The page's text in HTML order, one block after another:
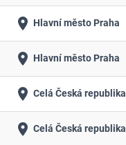
place Hlavní město Praha
place Hlavní město Praha
place Celá Česká republika
place Celá Česká republika